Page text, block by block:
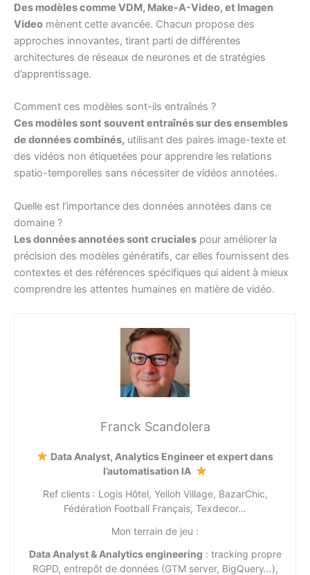
Des modèles comme VDM, Make-A-Video, et Imagen
Video mènent cette avancée. Chacun propose des
approches innovantes, tirant parti de différentes
architectures de réseaux de neurones et de stratégies
d’apprentissage.
Comment ces modèles sont-ils entraînés ?
Ces modèles sont souvent entraînés sur des ensembles
de données combinés, utilisant des paires image-texte et
des vidéos non étiquetées pour apprendre les relations
spatio-temporelles sans nécessiter de vidéos annotées.
Quelle est l’importance des données annotées dans ce
domaine ?
Les données annotées sont cruciales pour améliorer la
précision des modèles génératifs, car elles fournissent des
contextes et des références spécifiques qui aident à mieux
comprendre les attentes humaines en matière de vidéo.
Franck Scandolera
Data Analyst, Analytics Engineer et expert dans
l’automatisation IA
Ref clients : Logis Hôtel, Yelloh Village, BazarChic,
Fédération Football Français, Texdecor…
Mon terrain de jeu :
Data Analyst & Analytics engineering : tracking propre
RGPD, entrepôt de données (GTM server, BigQuery…),